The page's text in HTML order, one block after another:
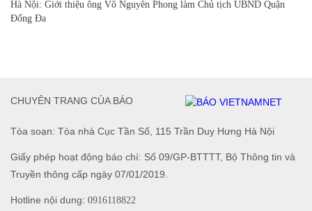
Hà Nội: Giới thiệu ông Võ Nguyên Phong làm Chủ tịch UBND Quận
Đống Đa
Tòa soạn: Tòa nhà Cục Tần Số, 115 Trần Duy Hưng Hà Nội
Giấy phép hoạt động báo chí: Số 09/GP-BTTTT, Bộ Thông tin và
Truyền thông cấp ngày 07/01/2019.
Hotline nội dung: 0916118822
CHUYÊN TRANG CỦA BÁO